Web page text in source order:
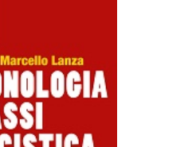
AL CARRELLO